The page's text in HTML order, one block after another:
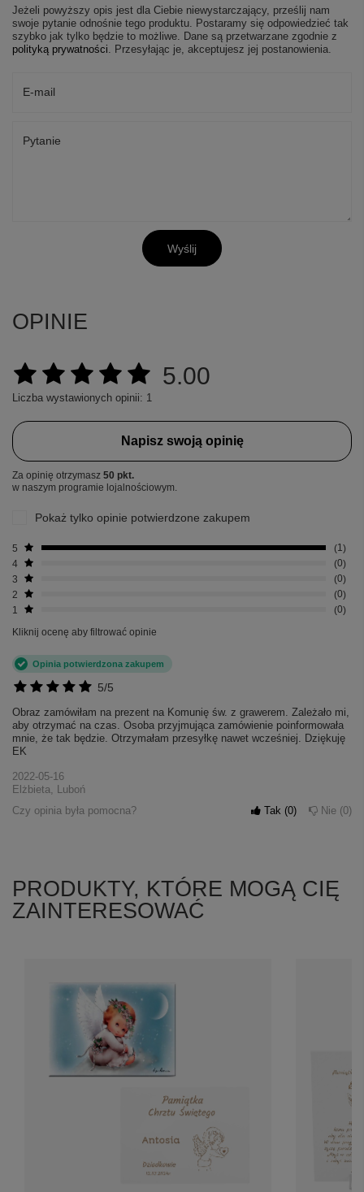
Jeżeli powyższy opis jest dla Ciebie niewystarczający, prześlij nam
swoje pytanie odnośnie tego produktu. Postaramy się odpowiedzieć tak
szybko jak tylko będzie to możliwe. Dane są przetwarzane zgodnie z
polityką prywatności. Przesyłając je, akceptujesz jej postanowienia.
E-mail
Pytanie
Wyślij
OPINIE
5.00
Liczba wystawionych opinii: 1
Napisz swoją opinię
Za opinię otrzymasz 50 pkt.
w naszym programie lojalnościowym.
Pokaż tylko opinie potwierdzone zakupem
5
1
4
0
3
0
2
0
1
0
Kliknij ocenę aby filtrować opinie
5/5
Opinia potwierdzona zakupem
Obraz zamówiłam na prezent na Komunię św. z grawerem. Zależało mi,
aby otrzymać na czas. Osoba przyjmująca zamówienie poinformowała
mnie, że tak będzie. Otrzymałam przesyłkę nawet wcześniej. Dziękuję
EK
2022-05-16
Elżbieta, Luboń
Czy opinia była pomocna?
Tak 0 Nie 0
PRODUKTY, KTÓRE MOGĄ CIĘ
ZAINTERESOWAĆ